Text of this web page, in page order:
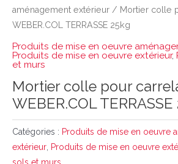
aménagement extérieur / Mortier colle
WEBER.COL TERRASSE 25kg
Produits de mise en oeuvre
Produits de mise en oeuvre extérieur,
et murs
Mortier colle pour
WEBER.COL TERRASSE
Catégories : Produits de mise en oeuvre
extérieur Produits de mise en oeuvre